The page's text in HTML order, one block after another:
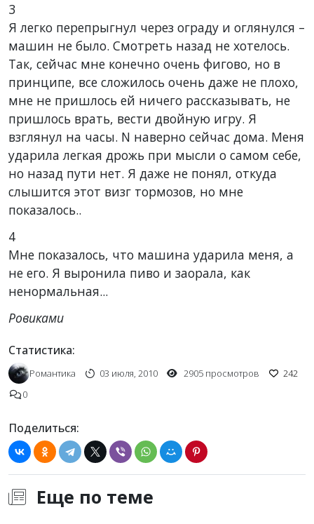
3
Я легко перепрыгнул через ограду и оглянулся –
машин не было. Смотреть назад не хотелось.
Так, сейчас мне конечно очень фигово, но в
принципе, все сложилось очень даже не плохо,
мне не пришлось ей ничего рассказывать, не
пришлось врать, вести двойную игру. Я
взглянул на часы. N наверно сейчас дома. Меня
ударила легкая дрожь при мысли о самом себе,
но назад пути нет. Я даже не понял, откуда
слышится этот визг тормозов, но мне
показалось..
4
Мне показалось, что машина ударила меня, а
не его. Я выронила пиво и заорала, как
ненормальная...
Ровиками
Статистика:
Романтика 03 июля, 2010 2905 просмотров
242
0
Поделиться:
Еще по теме